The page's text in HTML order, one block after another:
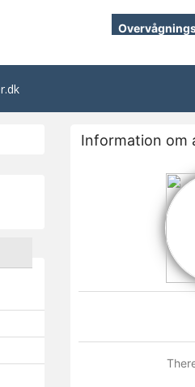
Information om